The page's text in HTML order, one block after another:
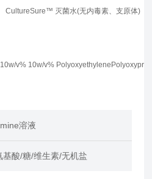
CultureSure™ 灭菌水(无内毒素、支原体)
v% 10w/v%
溶液
酸/糖/维生素/无机盐